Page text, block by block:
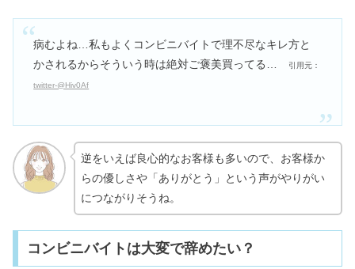
病むよね…私もよくコンビニバイトで理不尽なキレ方と
かされるからそういう時は絶対ご褒美買ってる…
引用元：
twitter-@Hiv0Af
逆をいえば良心的なお客様も多いので、お客様か
らの優しさや「ありがとう」という声がやりがい
につながりそうね。
コンビニバイトは大変で辞めたい？